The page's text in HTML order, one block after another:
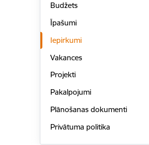
Budžets
Īpašumi
Iepirkumi
Vakances
Projekti
Pakalpojumi
Plānošanas dokumenti
Privātuma politika